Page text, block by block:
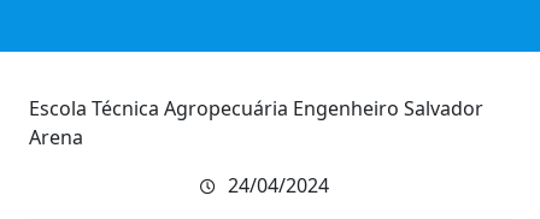
Escola Técnica Agropecuária Engenheiro Salvador
Arena
24/04/2024